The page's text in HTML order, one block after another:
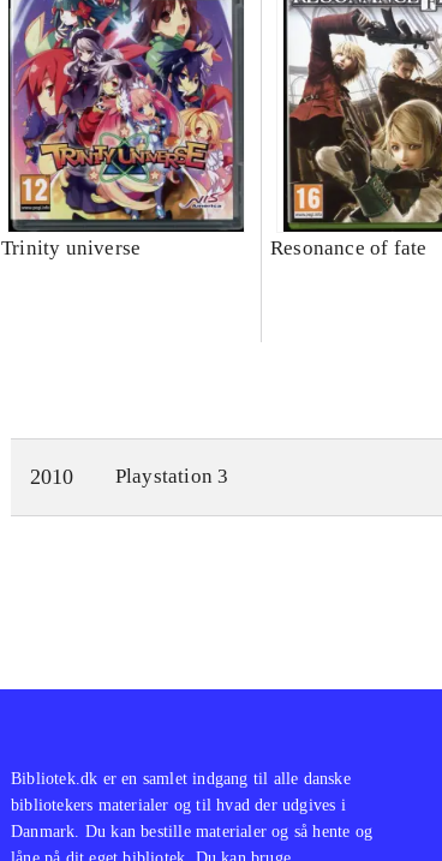
Trinity universe Resonance of fate
2010 Playstation 3
Bibliotek.dk er en samlet indgang til alle danske
bibliotekers materialer og til hvad der udgives i
Danmark. Du kan bestille materialer og så hente og